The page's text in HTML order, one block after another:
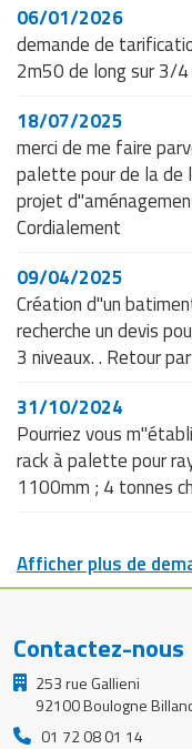
des échelles
Hauteurs
disponibles
des échelles
Profondeurs
disponibles
des échelles
Accessoires
compatibles
Zone
mentionnée
Contextes
d'utilisation et
06/01/2026
demande de
2m50 de long sur 3/
18/07/2025
merci de me faire
palette pour de la de
projet
Cordialement
09/04/2025
Création d"un
recherche un devis
3 niveaux. . Retour
31/10/2024
Pourriez vous
rack à palette pour
1100mm ; 4 tonnes
Afficher plus de
Contactez-nous
253 rue Gallieni
92100 Boulogne
01 72 08 01 14